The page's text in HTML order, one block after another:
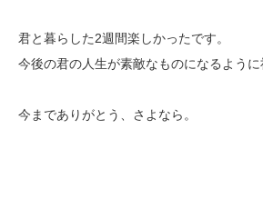
君と暮らした2週間楽しかったです。
今後の君の人生が素敵なものになるように
今までありがとう、さよなら。